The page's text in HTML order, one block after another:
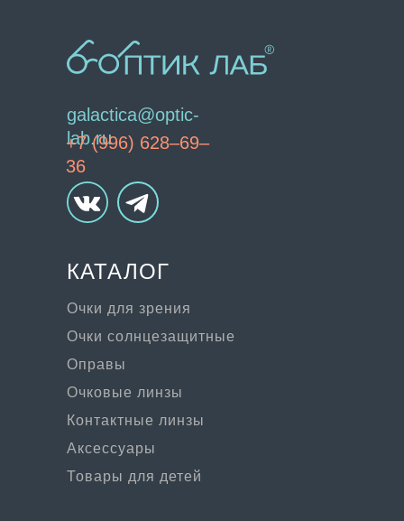
galactica@optic-
lab.ru
Очки для зрения
Очки солнцезащитные
Очковые линзы
Оправы
Контактные линзы
Аксессуары
Товары для детей
+7 (996) 628–69–
36
КАТАЛОГ